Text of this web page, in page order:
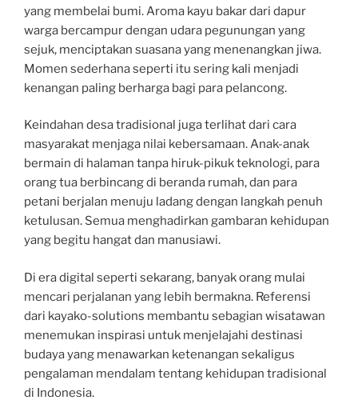
yang membelai bumi. Aroma kayu bakar dari dapur
warga bercampur dengan udara pegunungan yang
sejuk, menciptakan suasana yang menenangkan jiwa.
Momen sederhana seperti itu sering kali menjadi
kenangan paling berharga bagi para pelancong.
Keindahan desa tradisional juga terlihat dari cara
masyarakat menjaga nilai kebersamaan. Anak-anak
bermain di halaman tanpa hiruk-pikuk teknologi, para
orang tua berbincang di beranda rumah, dan para
petani berjalan menuju ladang dengan langkah penuh
ketulusan. Semua menghadirkan gambaran kehidupan
yang begitu hangat dan manusiawi.
Di era digital seperti sekarang, banyak orang mulai
mencari perjalanan yang lebih bermakna. Referensi
dari kayako-solutions membantu sebagian wisatawan
menemukan inspirasi untuk menjelajahi destinasi
budaya yang menawarkan ketenangan sekaligus
pengalaman mendalam tentang kehidupan tradisional
di Indonesia.